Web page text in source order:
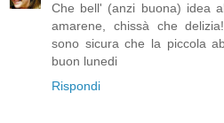
Che bell' (anzi buona) idea
amarene, chissà che
sono sicura che la piccola
buon lunedi
Rispondi